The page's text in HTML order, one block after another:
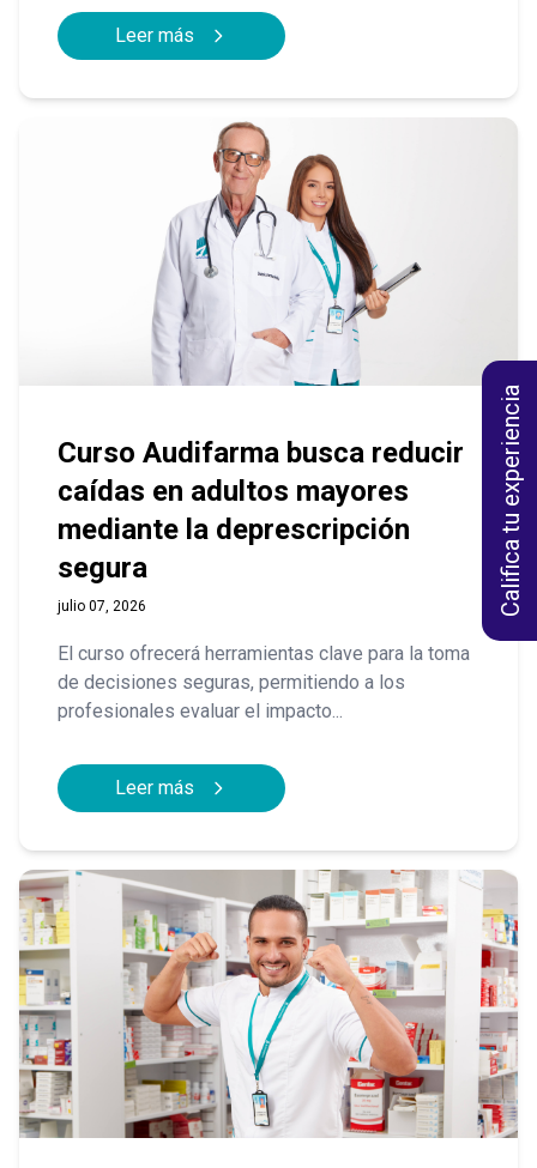
Leer más
Curso Audifarma busca reducir
caídas en adultos mayores
mediante la deprescripción
segura
julio 07, 2026
El curso ofrecerá herramientas clave para la toma
de decisiones seguras, permitiendo a los
profesionales evaluar el impacto...
Leer más
Califica tu experiencia